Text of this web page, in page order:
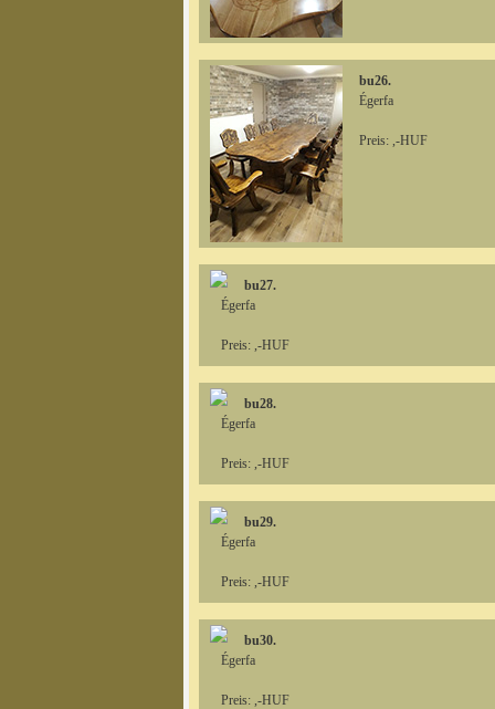
bu26.
Égerfa
Preis: ,-HUF
bu27.
Égerfa
Preis: ,-HUF
bu28.
Égerfa
Preis: ,-HUF
bu29.
Égerfa
Preis: ,-HUF
bu30.
Égerfa
Preis: ,-HUF